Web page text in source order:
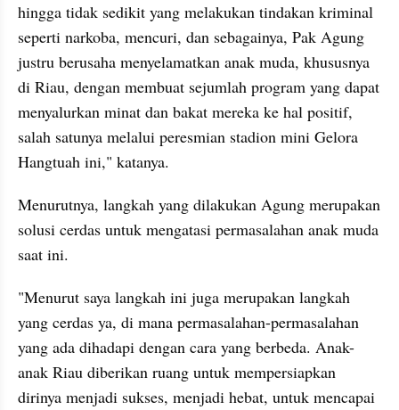
hingga tidak sedikit yang melakukan tindakan kriminal
seperti narkoba, mencuri, dan sebagainya, Pak Agung
justru berusaha menyelamatkan anak muda, khususnya
di Riau, dengan membuat sejumlah program yang dapat
menyalurkan minat dan bakat mereka ke hal positif,
salah satunya melalui peresmian stadion mini Gelora
Hangtuah ini," katanya.
Menurutnya, langkah yang dilakukan Agung merupakan
solusi cerdas untuk mengatasi permasalahan anak muda
saat ini.
"Menurut saya langkah ini juga merupakan langkah
yang cerdas ya, di mana permasalahan-permasalahan
yang ada dihadapi dengan cara yang berbeda. Anak-
anak Riau diberikan ruang untuk mempersiapkan
dirinya menjadi sukses, menjadi hebat, untuk mencapai